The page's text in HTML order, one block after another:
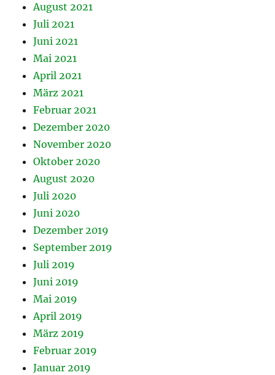
August 2021
Juli 2021
Juni 2021
Mai 2021
April 2021
März 2021
Februar 2021
Dezember 2020
November 2020
Oktober 2020
August 2020
Juli 2020
Juni 2020
Dezember 2019
September 2019
Juli 2019
Juni 2019
Mai 2019
April 2019
März 2019
Februar 2019
Januar 2019